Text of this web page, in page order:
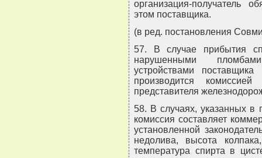
организация-получатель
этом поставщика.
(в ред. постановления
57. В случае прибытия
нарушенными
устройствами
производится комиссией
представителя
58. В случаях, указанных в
комиссия составляет
установленной
недолива, высота
температура спирта в